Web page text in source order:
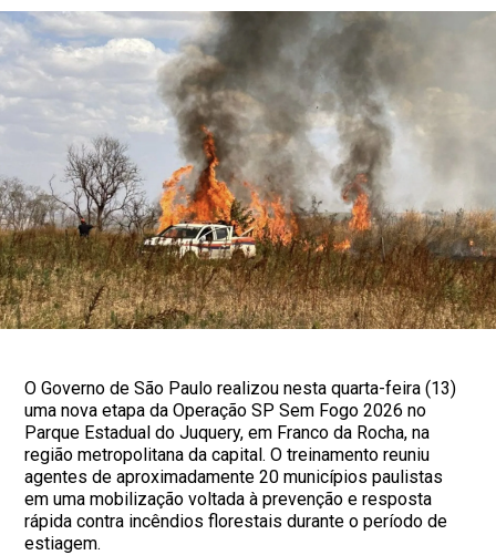
O Governo de São Paulo realizou nesta quarta-feira (13)
uma nova etapa da Operação SP Sem Fogo 2026 no
Parque Estadual do Juquery, em Franco da Rocha, na
região metropolitana da capital. O treinamento reuniu
agentes de aproximadamente 20 municípios paulistas
em uma mobilização voltada à prevenção e resposta
rápida contra incêndios florestais durante o período de
estiagem.